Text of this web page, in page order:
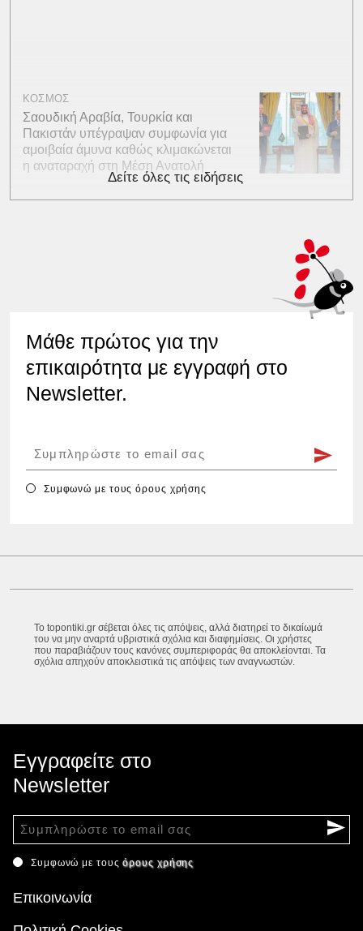
ΚΟΣΜΟΣ
Σαουδική Αραβία, Τουρκία και
Πακιστάν υπέγραψαν συμφωνία για
αμοιβαία άμυνα καθώς κλιμακώνεται
η αναταραχή στη Μέση Ανατολή
Δείτε όλες τις ειδήσεις
Μάθε πρώτος για την
επικαιρότητα με εγγραφή στο
Newsletter.
Συμφωνώ με τουςόρους χρήσης
Το topontiki.gr σέβεται όλες τις απόψεις, αλλά διατηρεί το δικαίωμά
του να μην αναρτά υβριστικά σχόλια και διαφημίσεις. Οι χρήστες
που παραβιάζουν τους κανόνες συμπεριφοράς θα αποκλείονται. Τα
σχόλια απηχούν αποκλειστικά τις απόψεις των αναγνωστών.
Εγγραφείτε στο
Newsletter
Συμφωνώ με τουςόρους χρήσης
Επικοινωνία